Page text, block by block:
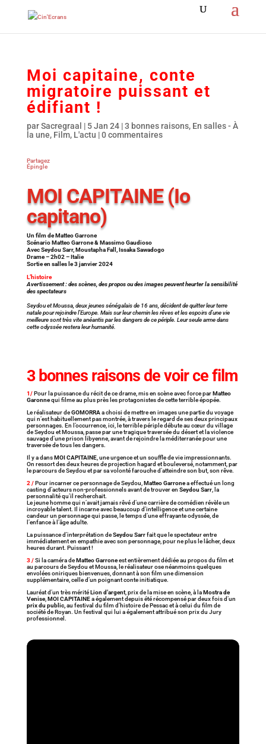
Moi capitaine, conte
migratoire puissant et
édifiant !
parSacregraal | 5 Jan 24|3 bonnes raisons, En salles - À
la une, Film, L'actu |0 commentaires
Partagez
Épingle
MOI CAPITAINE (Io
capitano)
Un film de Matteo Garrone
Scénario Matteo Garrone & Massimo Gaudioso
Avec Seydou Sarr, Moustapha Fall, Issaka Sawadogo
Drame – 2h02 – Italie
Sortie en salles le 3 janvier 2024
L’histoire
Avertissement : des scènes, des propos ou des images peuvent heurter la sensibilité
des spectateurs
Seydou et Moussa, deux jeunes sénégalais de 16 ans, décident de quitter leur terre
natale pour rejoindre l’Europe. Mais sur leur chemin les rêves et les espoirs d’une vie
meilleure sont très vite anéantis par les dangers de ce périple. Leur seule arme dans
cette odyssée restera leur humanité.
3 bonnes raisons de voir ce film
1/ Pour la puissance du récit de ce drame, mis en scène avec force parMatteo
Garonnequi filme au plus près les protagonistes de cette terrible épopée.
Le réalisateur deGOMORRAa choisi de mettre en images une partie du voyage
qui n’est habituellement pas montrée, à travers le regard de ses deux principaux
personnages. En l’occurrence, ici, le terrible périple débute au cœur du village
de Seydou et Moussa, passe par une tragique traversée du désert et la violence
sauvage d’une prison libyenne, avant de rejoindre la méditerranée pour une
traversée de tous les dangers.
Il y a dansMOI CAPITAINE, une urgence et un souffle de vie impressionnants.
On ressort des deux heures de projection hagard et bouleversé, notamment, par
le parcours de Seydou et par sa volonté farouche d’atteindre son but, son rêve.
2 / Pour incarner ce personnage de Seydou, Matteo Garronea effectué un long
casting d’acteurs non-professionnels avant de trouver en Seydou Sarr, la
personnalité qu’il recherchait.
Le jeune homme qui n’avait jamais rêvé d’une carrière de comédien révèle un
incroyable talent. Il incarne avec beaucoup d’intelligence et une certaine
candeur un personnage qui passe, le temps d’une effrayante odyssée, de
l’enfance à l’âge adulte.
La puissance d’interprétation deSeydou Sarrfait que le spectateur entre
immédiatement en empathie avec son personnage, pour ne plus le lâcher, deux
heures durant. Puissant !
3 /Si la caméra deMatteo Garroneest entièrement dédiée au propos du film et
au parcours de Seydou et Moussa, le réalisateur ose néanmoins quelques
envolées oniriques bienvenues, donnant à son film une dimension
supplémentaire, celle d’un poignant conte initiatique.
Lauréat d’un très méritéLion d’argent, prix de la mise en scène, à laMostra de
Venise, MOI CAPITAINEa également depuis été récompensé par deux fois d’un
prix du public, au festival du film d’histoire de Pessac et à celui du film de
société de Royan. Un festival qui lui a également attribué son prix du Jury
professionnel.